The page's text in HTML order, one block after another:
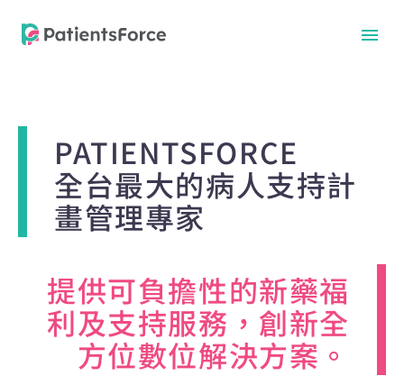
中文
中文
PATIENTSFORCE
全台最大的病人支持計
畫管理專家
提供可負擔性的新藥福
利及支持服務，創新全
方位數位解決方案。